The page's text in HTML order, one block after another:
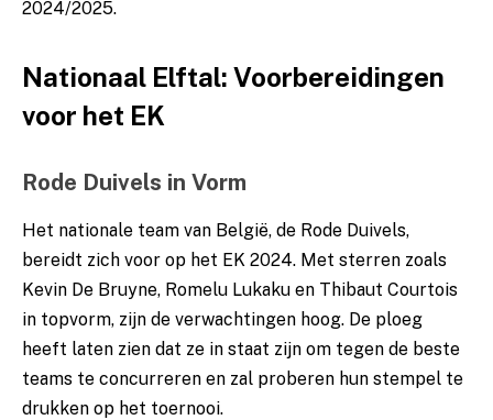
2024/2025.
Nationaal Elftal: Voorbereidingen
voor het EK
Rode Duivels in Vorm
Het nationale team van België, de Rode Duivels,
bereidt zich voor op het EK 2024. Met sterren zoals
Kevin De Bruyne, Romelu Lukaku en Thibaut Courtois
in topvorm, zijn de verwachtingen hoog. De ploeg
heeft laten zien dat ze in staat zijn om tegen de beste
teams te concurreren en zal proberen hun stempel te
drukken op het toernooi.